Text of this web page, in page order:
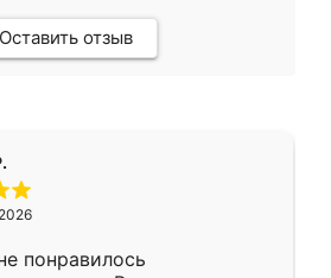
Оставить отзыв
понравилось